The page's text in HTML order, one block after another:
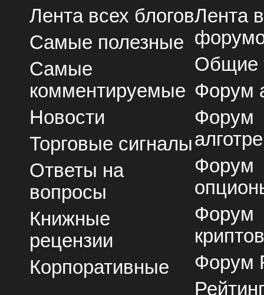
Лента всех блогов
Самые полезные
Самые
комментируемые
Новости
Торговые сигналы
Ответы на
вопросы
Книжные
рецензии
Корпоративные
Лента
Общие
Форум
Форум
Форум
Форум
Форум